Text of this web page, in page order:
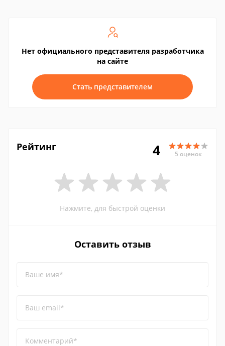
Нет официального представителя разработчика
на сайте
Стать представителем
Рейтинг 4 5 оценок
Нажмите, для быстрой оценки
Оставить отзыв
Ваше имя*
Ваш email*
Комментарий*